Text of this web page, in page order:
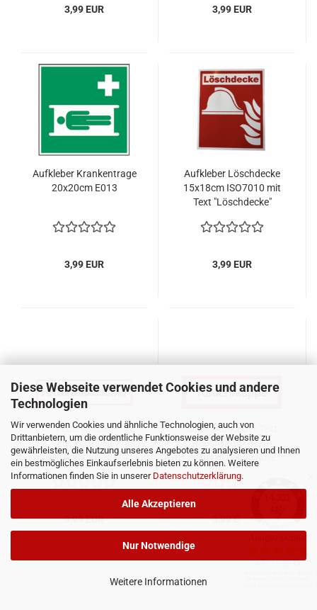
Diese Webseite verwendet Cookies und andere
Technologien
Wir verwenden Cookies und ähnliche Technologien, auch von
Drittanbietern, um die ordentliche Funktionsweise der Website zu
gewährleisten, die Nutzung unseres Angebotes zu analysieren und Ihnen
ein bestmögliches Einkaufserlebnis bieten zu können. Weitere
Informationen finden Sie in unserer Datenschutzerklärung.
Alle Akzeptieren
Nur Notwendige
Weitere Informationen
3,99 EUR 3,99 EUR
Aufkleber Krankentrage
20x20cm E013
3,99 EUR
Aufkleber Löschdecke
15x18cm ISO7010 mit
Text "Löschdecke"
3,99 EUR
Feuerlöscher
Zusatzschild
"Fettbrandlöscher "
Fettbrand Feuerlöscher
3,99 EUR
Schild Aufkleber Text
Rauchklappe RWA
selbstklebende Folie
150x52mm
3,99 EUR